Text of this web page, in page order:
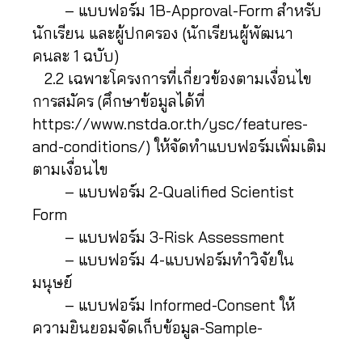
– แบบฟอร์ม 1B-Approval-Form สำหรับ
นักเรียน และผู้ปกครอง (นักเรียนผู้พัฒนา
คนละ 1 ฉบับ)
2.2 เฉพาะโครงการที่เกี่ยวข้องตามเงื่อนไข
การสมัคร (ศึกษาข้อมูลได้ที่
https://www.nstda.or.th/ysc/features-
and-conditions/) ให้จัดทำแบบฟอร์มเพิ่มเติม
ตามเงื่อนไข
– แบบฟอร์ม 2-Qualified Scientist
Form
– แบบฟอร์ม 3-Risk Assessment
– แบบฟอร์ม 4-แบบฟอร์มทำวิจัยใน
มนุษย์
– แบบฟอร์ม Informed-Consent ให้
ความยินยอมจัดเก็บข้อมูล-Sample-